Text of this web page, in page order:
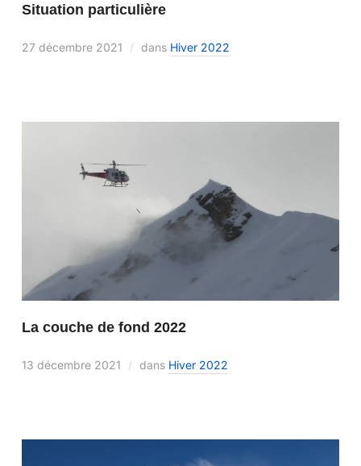
Situation particulière
27 décembre 2021 dans Hiver 2022
La couche de fond 2022
13 décembre 2021 dans Hiver 2022